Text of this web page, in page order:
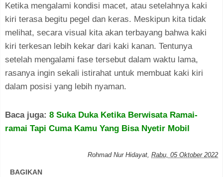
Ketika mengalami kondisi macet, atau setelahnya kaki
kiri terasa begitu pegel dan keras. Meskipun kita tidak
melihat, secara visual kita akan terbayang bahwa kaki
kiri terkesan lebih kekar dari kaki kanan. Tentunya
setelah mengalami fase tersebut dalam waktu lama,
rasanya ingin sekali istirahat untuk membuat kaki kiri
dalam posisi yang lebih nyaman.
Baca juga: 8 Suka Duka Ketika Berwisata Ramai-
ramai Tapi Cuma Kamu Yang Bisa Nyetir Mobil
Rohmad Nur Hidayat, Rabu, 05 Oktober 2022
BAGIKAN